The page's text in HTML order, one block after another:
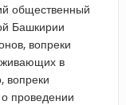
общественный
Башкирии
вопреки
в
вопреки
проведении